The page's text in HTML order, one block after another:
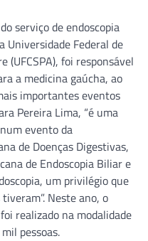
serviço de endoscopia
Universidade Federal de
(UFCSPA), foi responsável
a medicina gaúcha, ao
importantes eventos
Pereira Lima, “é uma
evento da
de Doenças Digestivas,
de Endoscopia Biliar e
um privilégio que
Neste ano, o
realizado na modalidade
pessoas.